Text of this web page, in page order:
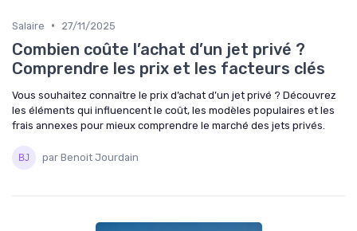
Salaire • 27/11/2025
Combien coûte l’achat d’un jet privé ?
Comprendre les prix et les facteurs clés
Vous souhaitez connaître le prix d’achat d’un jet privé ? Découvrez
les éléments qui influencent le coût, les modèles populaires et les
frais annexes pour mieux comprendre le marché des jets privés.
par Benoit Jourdain